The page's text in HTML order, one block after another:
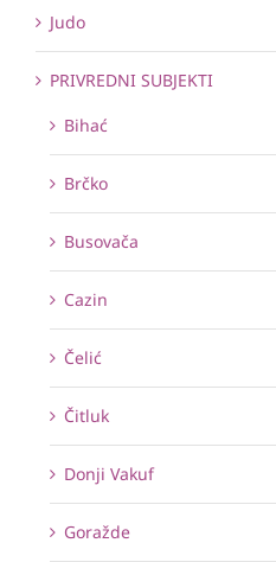
Judo
PRIVREDNI SUBJEKTI
Bihać
Brčko
Busovača
Cazin
Čelić
Čitluk
Donji Vakuf
Goražde